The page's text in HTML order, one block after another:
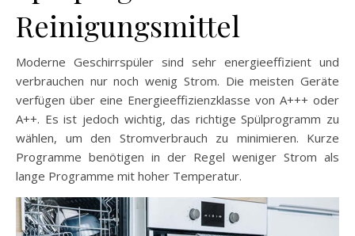
Reinigungsmittel
Moderne Geschirrspüler sind sehr energieeffizient und
verbrauchen nur noch wenig Strom. Die meisten Geräte
verfügen über eine Energieeffizienzklasse von A+++ oder
A++. Es ist jedoch wichtig, das richtige Spülprogramm zu
wählen, um den Stromverbrauch zu minimieren. Kurze
Programme benötigen in der Regel weniger Strom als
lange Programme mit hoher Temperatur.